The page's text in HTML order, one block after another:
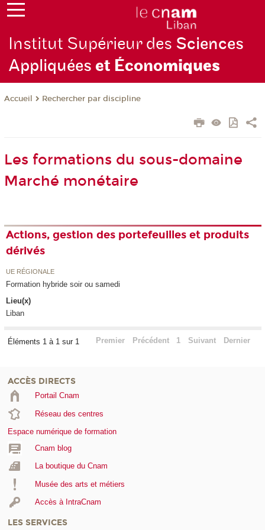
Institut Supérieur des Sciences
Appliquéeset Économiques
Accueil Rechercher par discipline
Les formations du sous-domaine
Marché monétaire
Actions, gestion des portefeuilles et produits
dérivés
UE RÉGIONALE
Formation hybride soir ou samedi
Lieu(x)
Liban
Éléments 1 à 1 sur 1 Premier Précédent 1 Suivant Dernier
ACCÈS DIRECTS
Portail Cnam
Réseau des centres
Espace numérique de formation
Cnam blog
La boutique du Cnam
Musée des arts et métiers
Accès à IntraCnam
LES SERVICES